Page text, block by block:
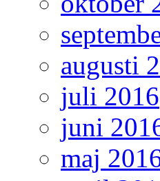
augusti
juli 2016
juni
maj